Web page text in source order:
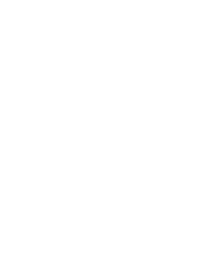
nyelvórán és azon kívül a középiskolákban